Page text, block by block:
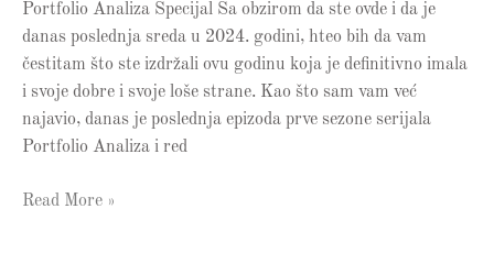
Portfolio Analiza Specijal Sa obzirom da ste ovde i da je
danas poslednja sreda u 2024. godini, hteo bih da vam
čestitam što ste izdržali ovu godinu koja je definitivno imala
i svoje dobre i svoje loše strane. Kao što sam vam već
najavio, danas je poslednja epizoda prve sezone serijala
Portfolio Analiza i red
Read More »